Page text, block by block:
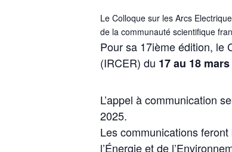
Le Colloque sur les Arcs
de la communauté scientifique
Pour sa 17ième édition, le
(IRCER) du 17 au 18
L’appel à communication
2025.
Les communications
l’Énergie et de